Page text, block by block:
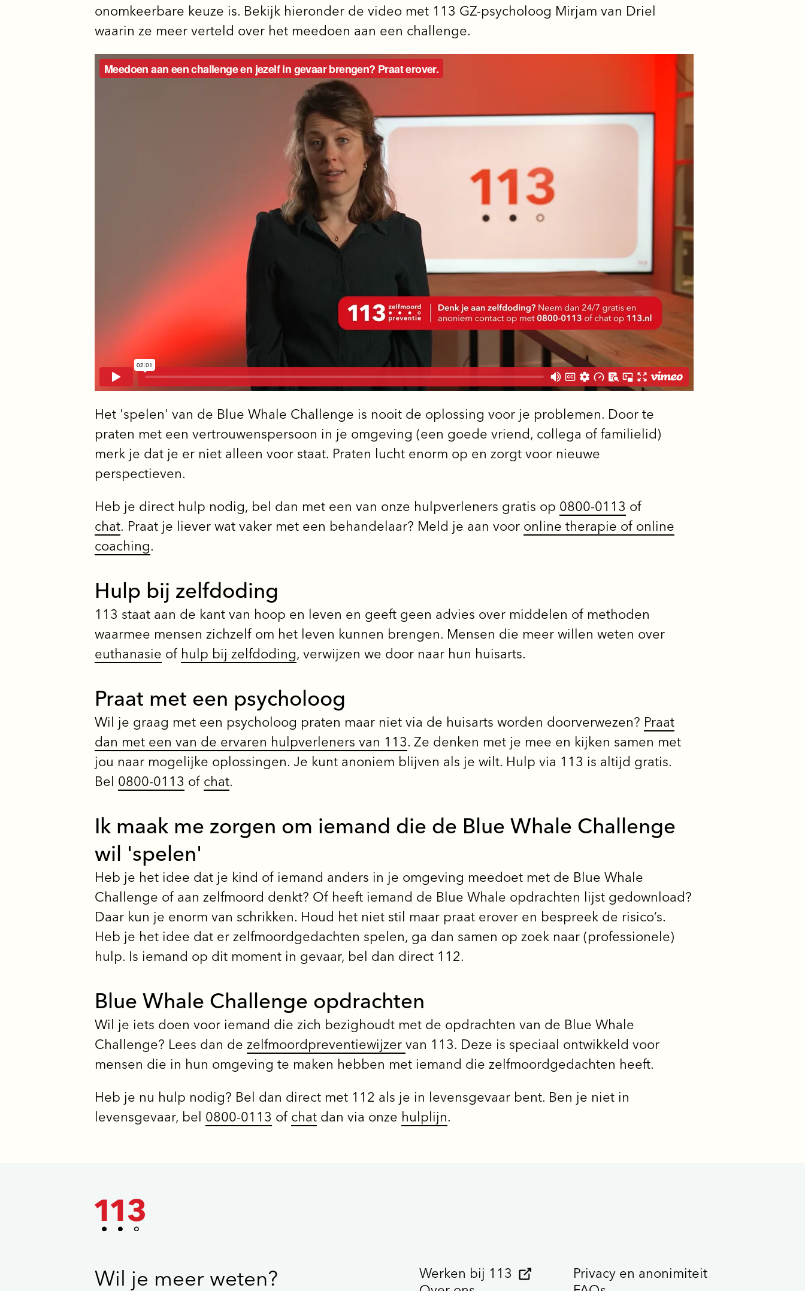
onomkeerbare keuze is. Bekijk hieronder de video met 113 GZ-psycholoog Mirjam van Driel
waarin ze meer verteld over het meedoen aan een challenge.
Het 'spelen' van de Blue Whale Challenge is nooit de oplossing voor je problemen. Door te
praten met een vertrouwenspersoon in je omgeving (een goede vriend, collega of familielid)
merk je dat je er niet alleen voor staat. Praten lucht enorm op en zorgt voor nieuwe
perspectieven.
Heb je direct hulp nodig, bel dan met een van onze hulpverleners gratis op 0800-0113 of
chat. Praat je liever wat vaker met een behandelaar? Meld je aan voor online therapie of online
coaching.
Hulp bij zelfdoding
113 staat aan de kant van hoop en leven en geeft geen advies over middelen of methoden
waarmee mensen zichzelf om het leven kunnen brengen. Mensen die meer willen weten over
euthanasie of hulp bij zelfdoding, verwijzen we door naar hun huisarts.
Praat met een psycholoog
Wil je graag met een psycholoog praten maar niet via de huisarts worden doorverwezen? Praat
dan met een van de ervaren hulpverleners van 113. Ze denken met je mee en kijken samen met
jou naar mogelijke oplossingen. Je kunt anoniem blijven als je wilt. Hulp via 113 is altijd gratis.
Bel 0800-0113 of chat.
Ik maak me zorgen om iemand die de Blue Whale Challenge
wil 'spelen'
Heb je het idee dat je kind of iemand anders in je omgeving meedoet met de Blue Whale
Challenge of aan zelfmoord denkt? Of heeft iemand de Blue Whale opdrachten lijst gedownload?
Daar kun je enorm van schrikken. Houd het niet stil maar praat erover en bespreek de risico’s.
Heb je het idee dat er zelfmoordgedachten spelen, ga dan samen op zoek naar (professionele)
hulp. Is iemand op dit moment in gevaar, bel dan direct 112.
Blue Whale Challenge opdrachten
Wil je iets doen voor iemand die zich bezighoudt met de opdrachten van de Blue Whale
Challenge? Lees dan de zelfmoordpreventiewijzer van 113. Deze is speciaal ontwikkeld voor
mensen die in hun omgeving te maken hebben met iemand die zelfmoordgedachten heeft.
Heb je nu hulp nodig? Bel dan direct met 112 als je in levensgevaar bent. Ben je niet in
levensgevaar, bel 0800-0113 of chat dan via onze hulplijn.
Wil je meer weten?
Werken bij 113
Privacy en anonimiteit